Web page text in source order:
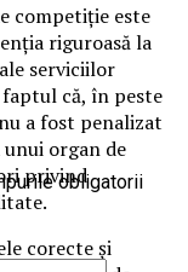
competiție este
riguroasă la
serviciilor
că, în peste
a fost penalizat
organ de
privind
corecte și
obligatorii